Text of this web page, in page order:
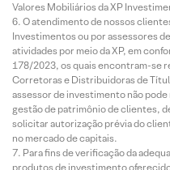
Valores Mobiliários da XP
O atendimento de nossos
Investimentos ou por assessores
atividades por meio da XP, em
178/2023, os quais encontram-se
Corretoras e Distribuidoras de
assessor de investimento não
gestão de patrimônio de clientes,
solicitar autorização prévia do
no mercado de capitais.
Para fins de verificação da
produtos de investimento